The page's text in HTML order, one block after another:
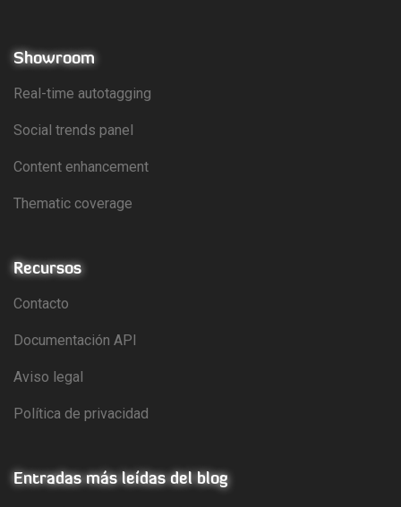
Showroom
Real-time autotagging
Social trends panel
Content enhancement
Thematic coverage
Recursos
Contacto
Documentación API
Aviso legal
Política de privacidad
Entradas más leídas del blog